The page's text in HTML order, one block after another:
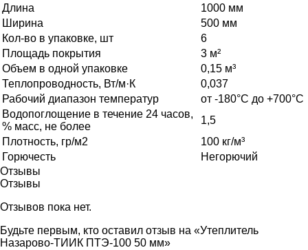
Длина
1000 мм
Ширина
500 мм
Кол-во в упаковке, шт
6
Площадь покрытия
3 м²
Объем в одной упаковке
0,15 м³
Теплопроводность, Вт/м·К
0,037
Рабочий диапазон температур
от -180°C до +700°C
Водопоглощение в течение 24 часов,
% масс, не более
1,5
Плотность, гр/м2
100 кг/м³
Горючесть
Негорючий
Отзывы
Отзывы
Отзывов пока нет.
Будьте первым, кто оставил отзыв на «Утеплитель
Назарово-ТИИК ПТЭ-100 50 мм»